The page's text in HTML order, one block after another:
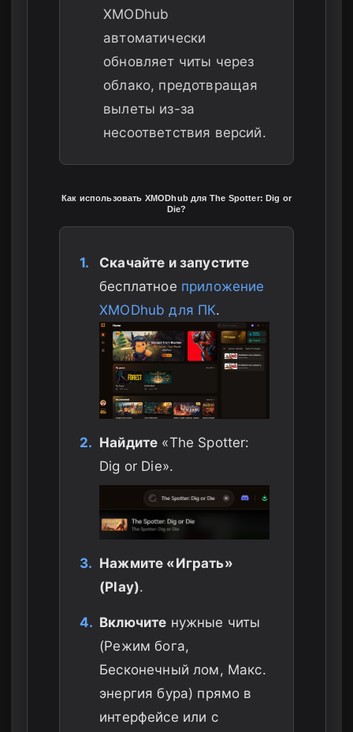
XMODhub
автоматически
обновляет читы через
облако, предотвращая
вылеты из-за
несоответствия версий.
Как использовать XMODhub для The Spotter: Dig or
Die?
1.
Скачайте и запустите
бесплатное приложение
XMODhub для ПК.
2. Найдите «The Spotter:
Dig or Die».
3. Нажмите «Играть»
(Play).
4. Включите нужные читы
(Режим бога,
Бесконечный лом, Макс.
энергия бура) прямо в
интерфейсе или с